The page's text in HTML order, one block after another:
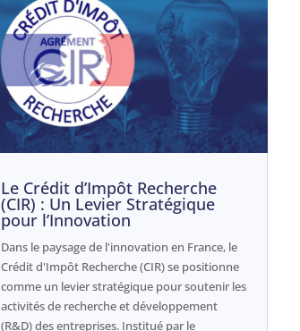
Le Crédit d’Impôt Recherche
(CIR) : Un Levier Stratégique
pour l’Innovation
Dans le paysage de l'innovation en France, le
Crédit d'Impôt Recherche (CIR) se positionne
comme un levier stratégique pour soutenir les
activités de recherche et développement
(R&D) des entreprises. Institué par le